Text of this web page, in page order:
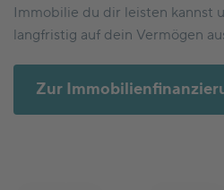
Immobilie du dir leisten kannst
langfristig auf dein Vermögen
Zur